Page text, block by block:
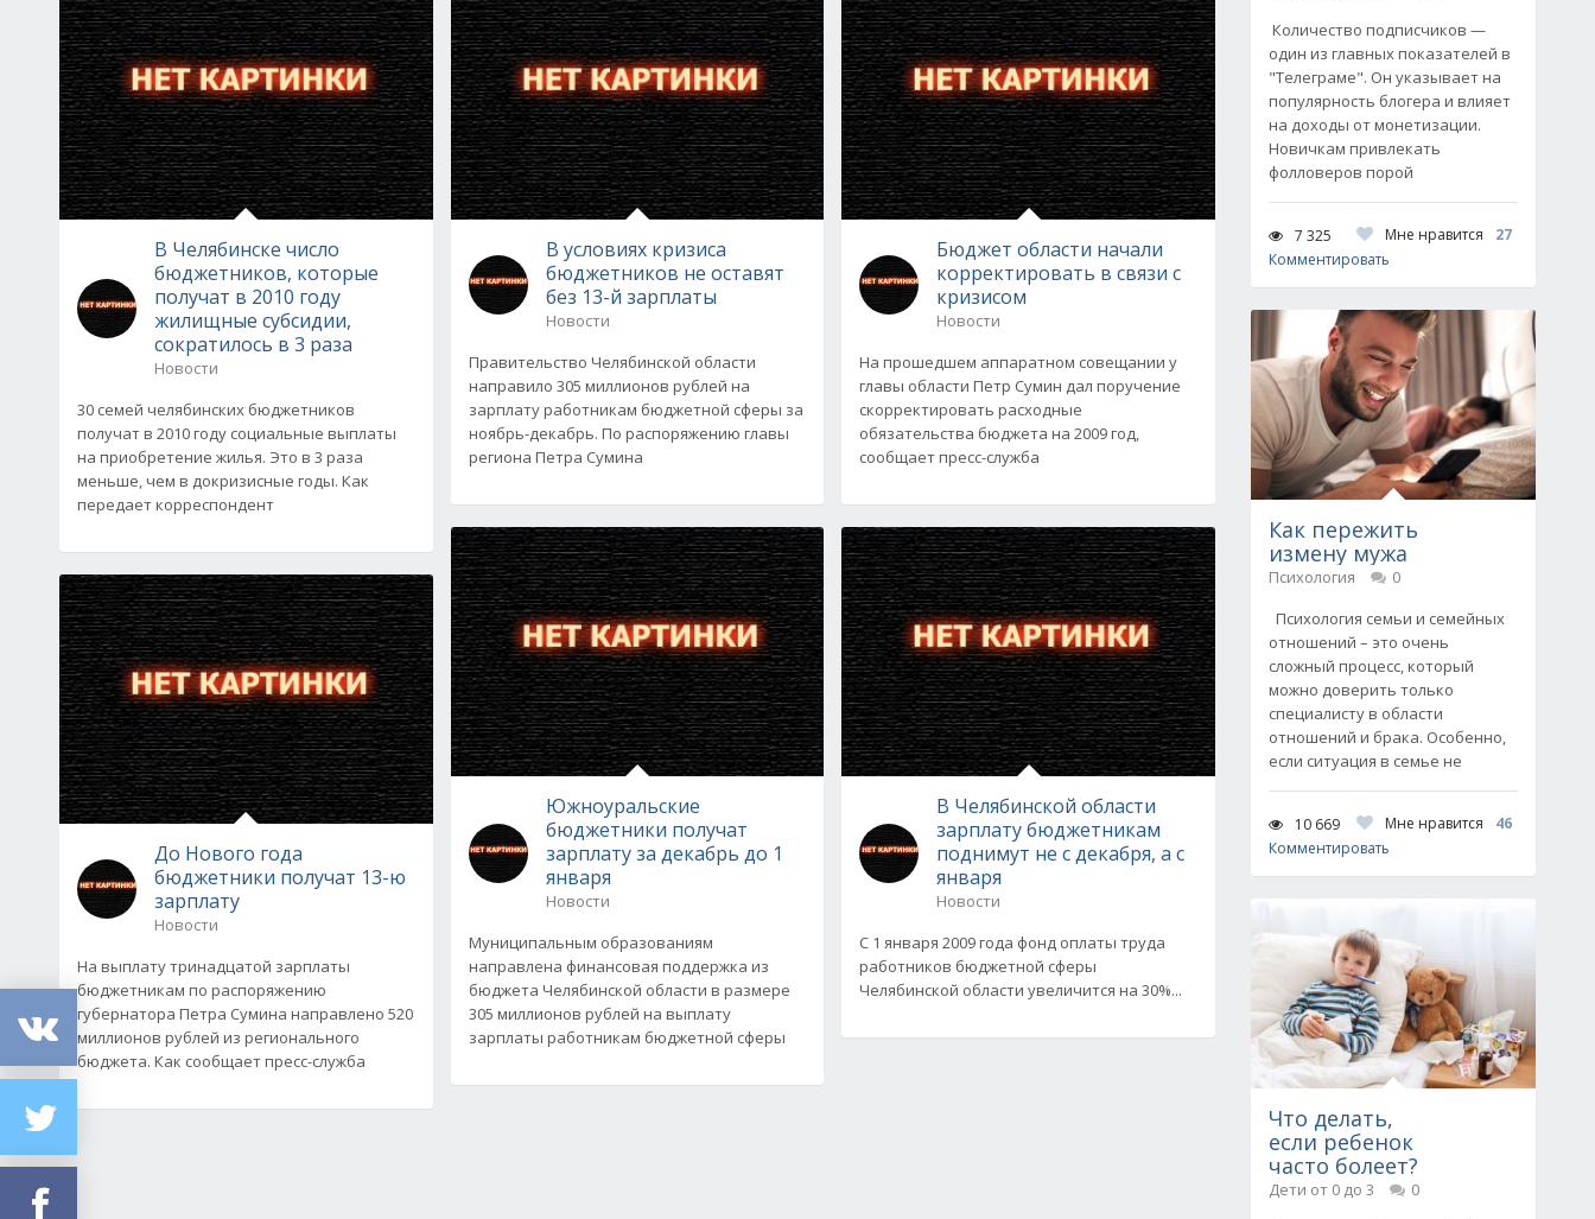
В Челябинске число
бюджетников, которые
получат в 2010 году
жилищные субсидии,
сократилось в 3 раза
Новости
30 семей челябинских бюджетников
получат в 2010 году социальные выплаты
на приобретение жилья. Это в 3 раза
меньше, чем в докризисные годы. Как
передает корреспондент
До Нового года
бюджетники получат 13-ю
зарплату
Новости
На выплату тринадцатой зарплаты
бюджетникам по распоряжению
губернатора Петра Сумина направлено 520
миллионов рублей из регионального
бюджета. Как сообщает пресс-служба
В условиях кризиса
бюджетников не оставят
без 13-й зарплаты
Новости
Правительство Челябинской области
направило 305 миллионов рублей на
зарплату работникам бюджетной сферы за
ноябрь-декабрь. По распоряжению главы
региона Петра Сумина
Южноуральские
бюджетники получат
зарплату за декабрь до 1
января
Новости
Муниципальным образованиям
направлена финансовая поддержка из
бюджета Челябинской области в размере
305 миллионов рублей на выплату
зарплаты работникам бюджетной сферы
Бюджет области начали
корректировать в связи с
кризисом
Новости
На прошедшем аппаратном совещании у
главы области Петр Сумин дал поручение
скорректировать расходные
обязательства бюджета на 2009 год,
сообщает пресс-служба
В Челябинской области
зарплату бюджетникам
поднимут не с декабря, а с
января
Новости
С 1 января 2009 года фонд оплаты труда
работников бюджетной сферы
Челябинской области увеличится на 30%...
Количество подписчиков —
один из главных показателей в
"Телеграме". Он указывает на
популярность блогера и влияет
на доходы от монетизации.
Новичкам привлекать
фолловеров порой
7 325 Мне нравится
27
Комментировать
Как пережить
измену мужа
Психология
0
Психология семьи и семейных
отношений – это очень
сложный процесс, который
можно доверить только
специалисту в области
отношений и брака. Особенно,
если ситуация в семье не
10 669 Мне нравится
46
Комментировать
Что делать,
если ребенок
часто болеет?
Дети от 0 до 3
0